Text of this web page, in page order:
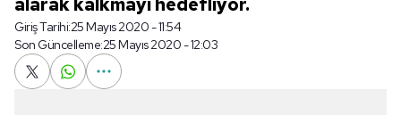
Giriş Tarihi:25 Mayıs 2020 - 11:54
Son Güncelleme:25 Mayıs 2020 - 12:03